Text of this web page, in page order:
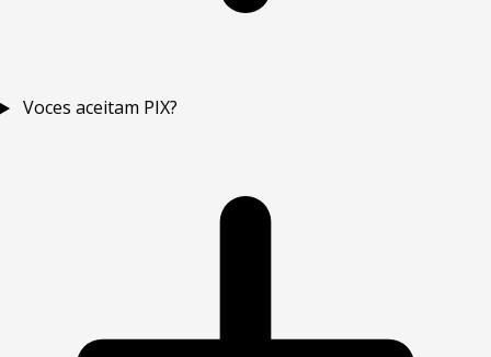
Voces aceitam PIX?